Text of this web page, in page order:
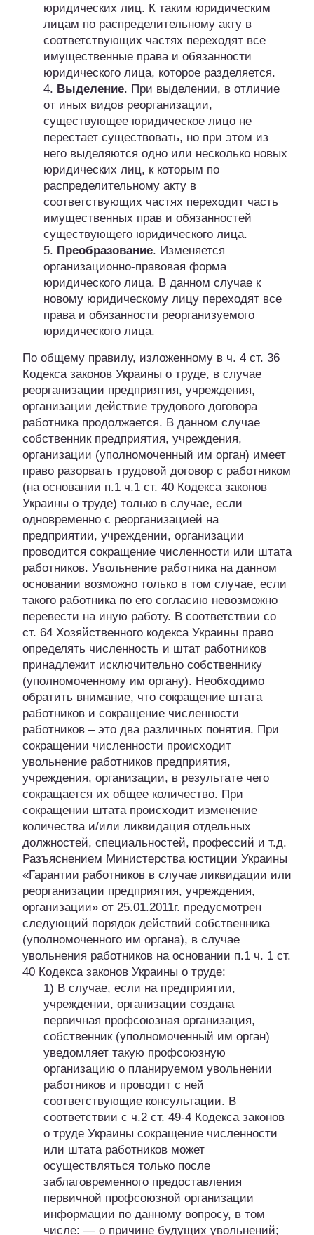
юридических лиц. К таким юридическим
лицам по распределительному акту в
соответствующих частях переходят все
имущественные права и обязанности
юридического лица, которое разделяется.
4. Выделение. При выделении, в отличие
от иных видов реорганизации,
существующее юридическое лицо не
перестает существовать, но при этом из
него выделяются одно или несколько новых
юридических лиц, к которым по
распределительному акту в
соответствующих частях переходит часть
имущественных прав и обязанностей
существующего юридического лица.
5. Преобразование. Изменяется
организационно-правовая форма
юридического лица. В данном случае к
новому юридическому лицу переходят все
права и обязанности реорганизуемого
юридического лица.
По общему правилу, изложенному в ч. 4 ст. 36
Кодекса законов Украины о труде, в случае
реорганизации предприятия, учреждения,
организации действие трудового договора
работника продолжается. В данном случае
собственник предприятия, учреждения,
организации (уполномоченный им орган) имеет
право разорвать трудовой договор с работником
(на основании п.1 ч.1 ст. 40 Кодекса законов
Украины о труде) только в случае, если
одновременно с реорганизацией на
предприятии, учреждении, организации
проводится сокращение численности или штата
работников. Увольнение работника на данном
основании возможно только в том случае, если
такого работника по его согласию невозможно
перевести на иную работу. В соответствии со
ст. 64 Хозяйственного кодекса Украины право
определять численность и штат работников
принадлежит исключительно собственнику
(уполномоченному им органу). Необходимо
обратить внимание, что сокращение штата
работников и сокращение численности
работников – это два различных понятия. При
сокращении численности происходит
увольнение работников предприятия,
учреждения, организации, в результате чего
сокращается их общее количество. При
сокращении штата происходит изменение
количества и/или ликвидация отдельных
должностей, специальностей, профессий и т.д.
Разъяснением Министерства юстиции Украины
«Гарантии работников в случае ликвидации или
реорганизации предприятия, учреждения,
организации» от 25.01.2011г. предусмотрен
следующий порядок действий собственника
(уполномоченного им органа), в случае
увольнения работников на основании п.1 ч. 1 ст.
40 Кодекса законов Украины о труде:
1) В случае, если на предприятии,
учреждении, организации создана
первичная профсоюзная организация,
собственник (уполномоченный им орган)
уведомляет такую профсоюзную
организацию о планируемом увольнении
работников и проводит с ней
соответствующие консультации. В
соответствии с ч.2 ст. 49-4 Кодекса законов
о труде Украины сокращение численности
или штата работников может
осуществляться только после
заблаговременного предоставления
первичной профсоюзной организации
информации по данному вопросу, в том
числе: — о причине будущих увольнений;